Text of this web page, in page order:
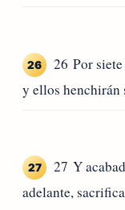
26
26 Por
y ellos henchirán
27
27 Y
adelante,